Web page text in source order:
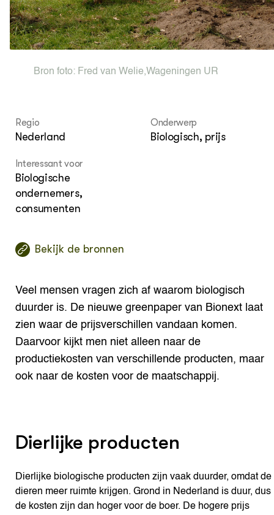
OVER
Over ons
Bron foto: Fred van Welie,Wageningen UR
Regio
Nederland
Onderwerp
Biologisch, prijs
Interessant voor
Biologische
ondernemers,
consumenten
Bekijk de bronnen
Veel mensen vragen zich af waarom biologisch
duurder is. De nieuwe greenpaper van Bionext laat
zien waar de prijsverschillen vandaan komen.
Daarvoor kijkt men niet alleen naar de
productiekosten van verschillende producten, maar
ook naar de kosten voor de maatschappij.
Dierlijke producten
Dierlijke biologische producten zijn vaak duurder, omdat de
dieren meer ruimte krijgen. Grond in Nederland is duur, dus
de kosten zijn dan hoger voor de boer. De hogere prijs